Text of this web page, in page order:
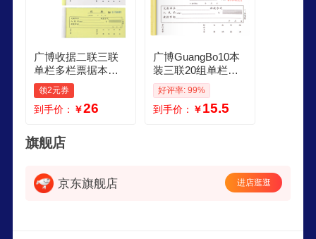
广博收据二联三联
单栏多栏票据本单
据无碳复写收款收
据单财务报销 7077
二联单栏收据单10
领2元券
到手价： ￥26
广博GuangBo10本
装三联20组单栏收
据单无碳复写办公
用品 升级款SJ7079
好评率: 99%
到手价： ￥15.5
旗舰店
京东旗舰店 进店逛逛